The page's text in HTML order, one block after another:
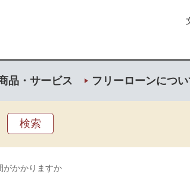
品・サービス フリーローンについ
がかかりますか